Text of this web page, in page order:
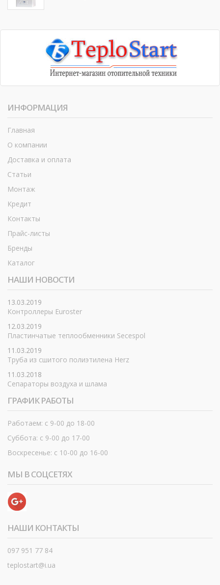
ИНФОРМАЦИЯ
Главная
О компании
Доставка и оплата
Статьи
Монтаж
Кредит
Контакты
Прайс-листы
Бренды
Каталог
НАШИ НОВОСТИ
13.03.2019
Контроллеры Euroster
12.03.2019
Пластинчатые теплообменники Secespol
11.03.2019
Труба из сшитого полиэтилена Herz
11.03.2018
Сепараторы воздуха и шлама
ГРАФИК РАБОТЫ
Работаем: с 9-00 до 18-00
Суббота: с 9-00 до 17-00
Воскресенье: с 10-00 до 16-00
МЫ В СОЦСЕТЯХ
НАШИ КОНТАКТЫ
097 951 77 84
teplostart@i.ua